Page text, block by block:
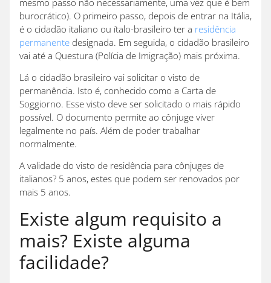
burocrático). O primeiro passo, depois de entrar na Itália,
é o cidadão italiano ou ítalo-brasileiro ter a residência
permanente designada. Em seguida, o cidadão brasileiro
vai até a Questura (Polícia de Imigração) mais próxima.
Lá o cidadão brasileiro vai solicitar o visto de
permanência. Isto é, conhecido como a Carta de
Soggiorno. Esse visto deve ser solicitado o mais rápido
possível. O documento permite ao cônjuge viver
legalmente no país. Além de poder trabalhar
normalmente.
A validade do visto de residência para cônjuges de
italianos? 5 anos, estes que podem ser renovados por
mais 5 anos.
Existe algum requisito a
mais? Existe alguma
facilidade?